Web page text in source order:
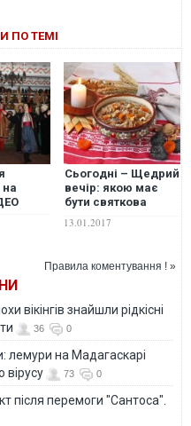
ПО ТЕМІ
Сьогодні – Щедрий
вечір: якою має
бути святкова
13.01.2017
Правила коментування ! »
вікінгів знайшли рідкісні
36 0
лемури на Мадагаскарі
73 0
після перемоги "Сантоса".